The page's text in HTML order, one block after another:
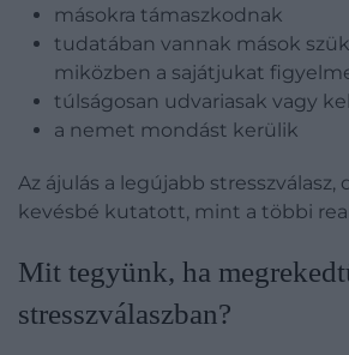
másokra támaszkodnak
tudatában vannak mások
miközben a sajátjukat
túlságosan udvariasak vagy
a nemet mondást kerülik
Az ájulás a legújabb stresszválasz,
kevésbé kutatott, mint a többi
​Mit tegyünk, ha
stresszválaszban?